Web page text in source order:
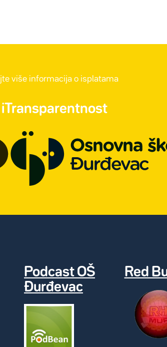
više informacija o isplatama
iTransparentnost
Podcast OŠ
Đurđevac
Red